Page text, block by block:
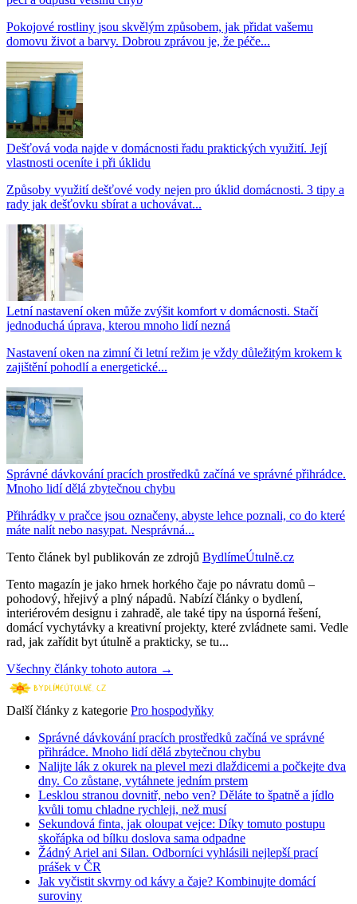
Pokojové rostliny jsou skvělým způsobem, jak přidat vašemu
domovu život a barvy. Dobrou zprávou je, že péče...
Dešťová voda najde v domácnosti řadu praktických využití. Její
vlastnosti oceníte i při úklidu
Způsoby využití dešťové vody nejen pro úklid domácnosti. 3 tipy a
rady jak dešťovku sbírat a uchovávat...
Letní nastavení oken může zvýšit komfort v domácnosti. Stačí
jednoduchá úprava, kterou mnoho lidí nezná
Nastavení oken na zimní či letní režim je vždy důležitým krokem k
zajištění pohodlí a energetické...
Správné dávkování pracích prostředků začíná ve správné přihrádce.
Mnoho lidí dělá zbytečnou chybu
Přihrádky v pračce jsou označeny, abyste lehce poznali, co do které
máte nalít nebo nasypat. Nesprávná...
Tento článek byl publikován ze zdrojů BydlímeÚtulně.cz
Tento magazín je jako hrnek horkého čaje po návratu domů –
pohodový, hřejivý a plný nápadů. Nabízí články o bydlení,
interiérovém designu i zahradě, ale také tipy na úsporná řešení,
domácí vychytávky a kreativní projekty, které zvládnete sami. Vedle
rad, jak zařídit byt útulně a prakticky, se tu...
Všechny články tohoto autora →
Další články z kategorie Pro hospodyňky
Správné dávkování pracích prostředků začíná ve správné
přihrádce. Mnoho lidí dělá zbytečnou chybu
Nalijte lák z okurek na plevel mezi dlaždicemi a počkejte dva
dny. Co zůstane, vytáhnete jedním prstem
Lesklou stranou dovnitř, nebo ven? Děláte to špatně a jídlo
kvůli tomu chladne rychleji, než musí
Sekundová finta, jak oloupat vejce: Díky tomuto postupu
skořápka od bílku doslova sama odpadne
Žádný Ariel ani Silan. Odborníci vyhlásili nejlepší prací
prášek v ČR
Jak vyčistit skvrny od kávy a čaje? Kombinujte domácí
suroviny